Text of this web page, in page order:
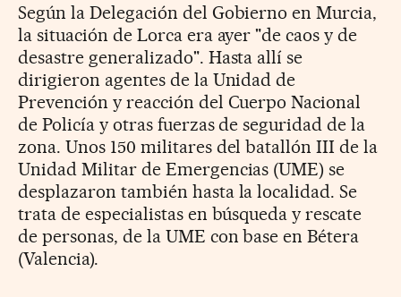
Según la Delegación del Gobierno en Murcia,
la situación de Lorca era ayer "de caos y de
desastre generalizado". Hasta allí se
dirigieron agentes de la Unidad de
Prevención y reacción del Cuerpo Nacional
de Policía y otras fuerzas de seguridad de la
zona. Unos 150 militares del batallón III de la
Unidad Militar de Emergencias (UME) se
desplazaron también hasta la localidad. Se
trata de especialistas en búsqueda y rescate
de personas, de la UME con base en Bétera
(Valencia).